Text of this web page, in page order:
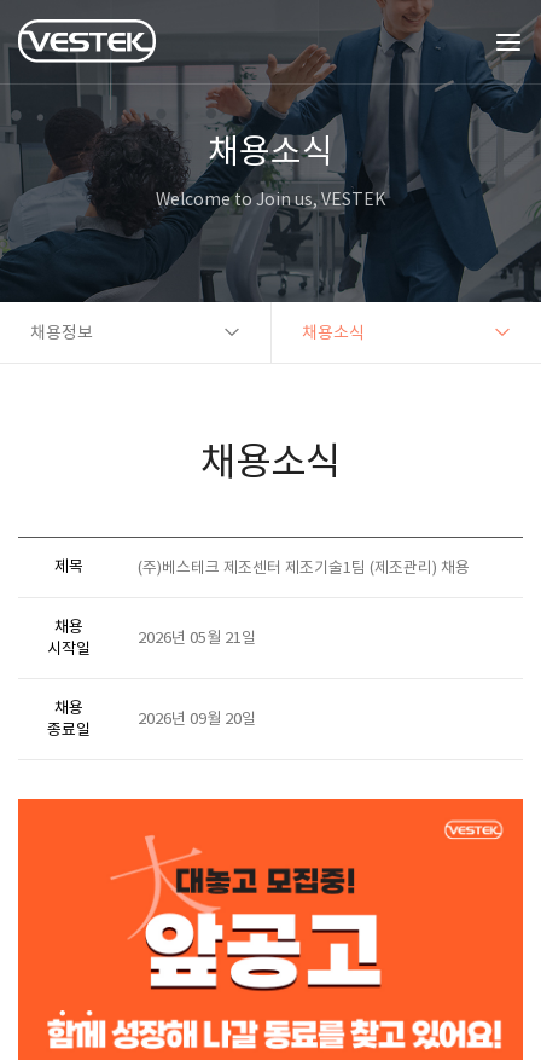
채용소식
Welcome to Join us, VESTEK
채용정보 채용소식
채용소식
제목 (주)베스테크 제조센터 제조기술1팀 (제조관리) 채용
채용
시작일
2026년 05월 21일
채용
종료일
2026년 09월 20일